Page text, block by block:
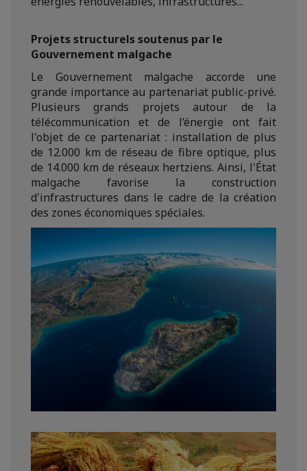
Projets structurels soutenus par le
Gouvernement malgache
Le Gouvernement malgache accorde une
grande importance au partenariat public-privé.
Plusieurs grands projets autour de la
télécommunication et de l’énergie ont fait
l'objet de ce partenariat : installation de plus
de 12.000 km de réseau de fibre optique, plus
de 14.000 km de réseaux hertziens. Ainsi, l'État
malgache favorise la construction
d'infrastructures dans le cadre de la création
des zones économiques spéciales.